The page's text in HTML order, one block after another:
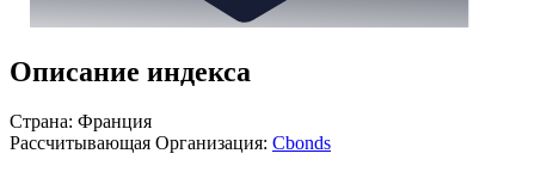
Описание индекса
Страна: Франция
Рассчитывающая Организация: Cbonds